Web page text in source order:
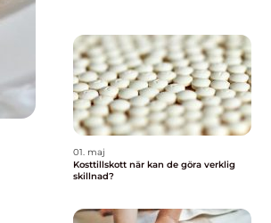
01. maj
Kosttillskott när kan de göra verklig
skillnad?